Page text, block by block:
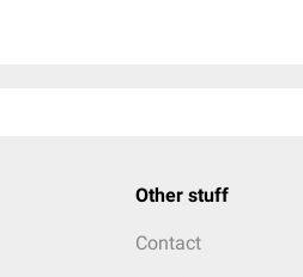
Other stuff
Contact